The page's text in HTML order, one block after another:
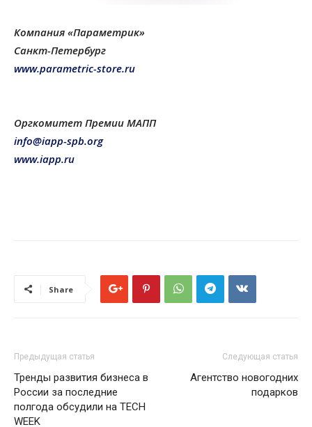
Компания «Параметрик»
Санкт-Петербург
www.parametric-store.ru
Оргкомитет Премии МАПП
info@iapp-spb.org
www.iapp.ru
Share
Предыдущая статья
Тренды развития бизнеса в
России за последние
полгода обсудили на TECH
WEEK
Следующая статья
Агентство новогодних
подарков